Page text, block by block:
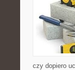
czy dopiero